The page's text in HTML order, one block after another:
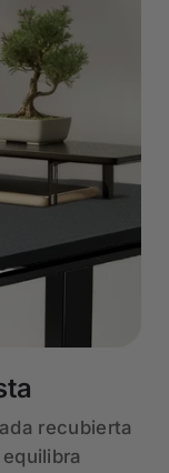
recubierta